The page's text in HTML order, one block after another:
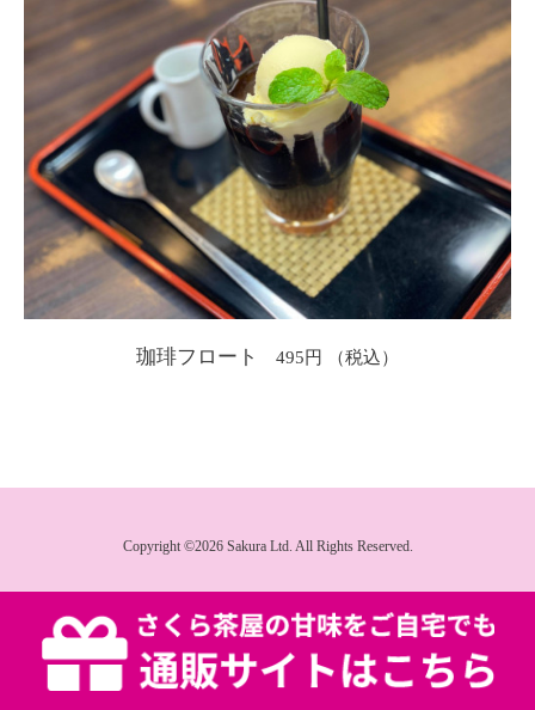
珈琲フロート 495円
Copyright ©2026 Sakura Ltd. All Rights Reserved.